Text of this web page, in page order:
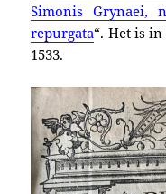
Simonis Grynaei,
repurgata“. Het is in
1533.